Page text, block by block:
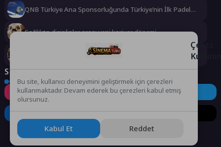
QNB Türkiye Ana Sponsorluğunda Türkiye’nin İlk Padel
Sağlıkta disiplinler arası yeni kariyer dönemi
“Yaşamdan Yazıya” Atölyesi’nin üçüncü durağı; Aşk
Sosyal Medya
Instagram Facebook Twitter
LinkedIn YouTube TikTok
Çerez
Bu site, kullanıcı deneyimini geliştirmek için çerezleri
kullanmaktadır. Devam ederek bu çerezleri kabul etmiş
olursunuz.
Kabul Et Reddet